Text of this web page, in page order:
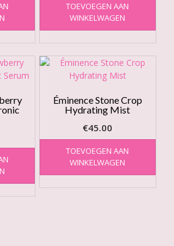
TOEVOEGEN AAN
WINKELWAGEN
Éminence Stone Crop
Hydrating Mist
€45.00
TOEVOEGEN AAN
WINKELWAGEN